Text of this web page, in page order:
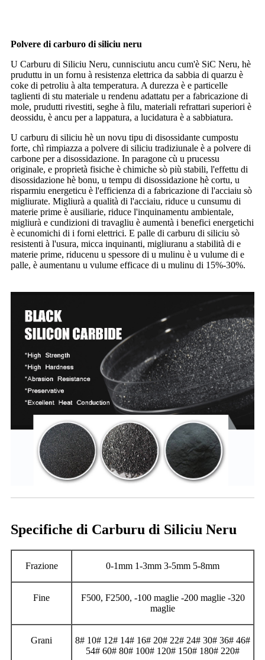
Polvere di carburo di siliciu neru
U Carburu di Siliciu Neru, cunnisciutu ancu cum'è SiC Neru, hè
pruduttu in un fornu à resistenza elettrica da sabbia di quarzu è
coke di petroliu à alta temperatura. A durezza è e particelle
taglienti di stu materiale u rendenu adattatu per a fabricazione di
mole, prudutti rivestiti, seghe à filu, materiali refrattari superiori è
deossidu, è ancu per a lappatura, a lucidatura è a sabbiatura.
U carburu di siliciu hè un novu tipu di disossidante cumpostu
forte, chì rimpiazza a polvere di siliciu tradiziunale è a polvere di
carbone per a disossidazione. In paragone cù u prucessu
originale, e proprietà fisiche è chimiche sò più stabili, l'effettu di
disossidazione hè bonu, u tempu di disossidazione hè cortu, u
risparmiu energeticu è l'efficienza di a fabricazione di l'acciaiu sò
migliurate. Migliurà a qualità di l'acciaiu, riduce u cunsumu di
materie prime è ausiliarie, riduce l'inquinamentu ambientale,
migliurà e cundizioni di travagliu è aumentà i benefici energetichi
è ecunomichi di i forni elettrici. E palle di carburu di siliciu sò
resistenti à l'usura, micca inquinanti, migliuranu a stabilità di e
materie prime, riducenu u spessore di u mulinu è u vulume di e
palle, è aumentanu u vulume efficace di u mulinu di 15%-30%.
Specifiche di Carburu di Siliciu Neru
Frazione 0-1mm 1-3mm 3-5mm 5-8mm
Fine
F500, F2500, -100 maglie -200 maglie -320
maglie
Grani
8# 10# 12# 14# 16# 20# 22# 24# 30# 36# 46#
54# 60# 80# 100# 120# 150# 180# 220#